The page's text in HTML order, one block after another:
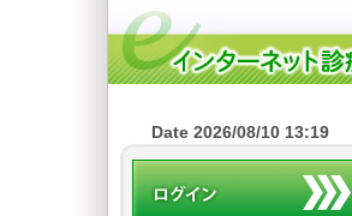
Date 2026/08/10 13:19